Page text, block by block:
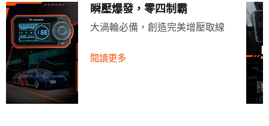
瞬壓爆發，零四制霸
大渦輪必備，創造完美增壓取線
閱讀更多